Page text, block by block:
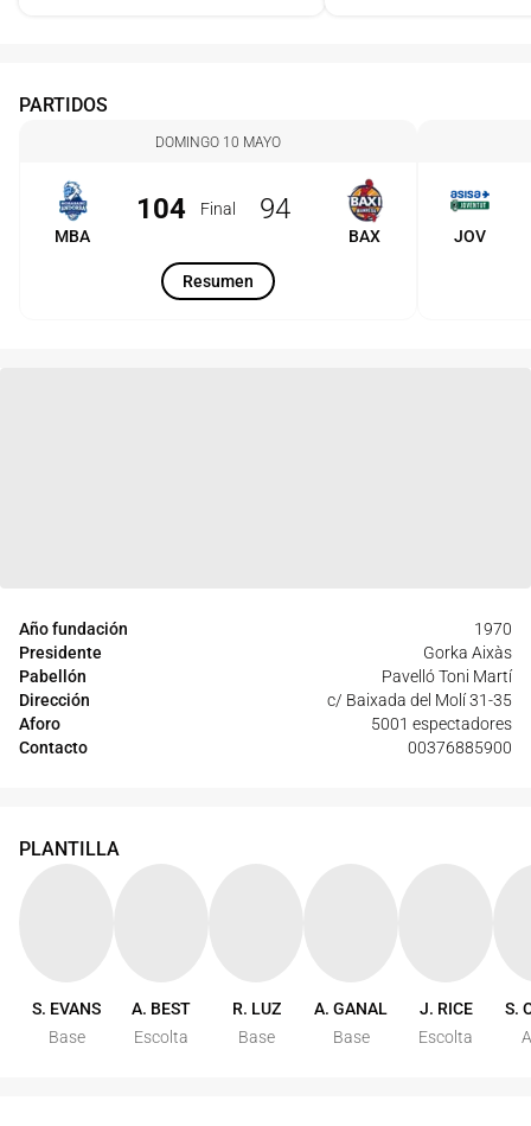
Año fundación
1970
Presidente
Gorka Aixàs
Pabellón
Pavelló Toni Martí
Dirección
c/ Baixada del Molí 31-35
Aforo
5001 espectadores
Contacto
00376885900
PARTIDOS
DOMINGO 10 MAYO
MBA
104 Final 94
BAX
Resumen
JOV
PLANTILLA
S. EVANS
Base
A. BEST
Escolta
R. LUZ
Base
A. GANAL
Base
J. RICE
Escolta
S.